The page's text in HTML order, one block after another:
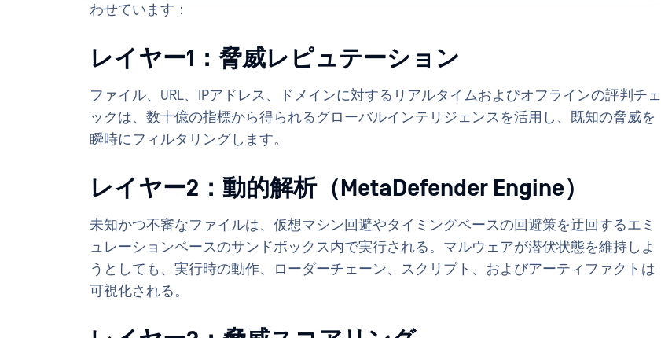
わせています：
レイヤー1：脅威レピュテーション
ファイル、URL、IPアドレス、ドメインに対するリアルタイムおよびオフラインの評判チェ
ックは、数十億の指標から得られるグローバルインテリジェンスを活用し、既知の脅威を
瞬時にフィルタリングします。
レイヤー2：動的解析（MetaDefender Engine）
未知かつ不審なファイルは、仮想マシン回避やタイミングベースの回避策を迂回するエミ
ュレーションベースのサンドボックス内で実行される。マルウェアが潜伏状態を維持しよ
うとしても、実行時の動作、ローダーチェーン、スクリプト、およびアーティファクトは
可視化される。